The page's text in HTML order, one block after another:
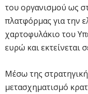
του οργανισμού ως
πλατφόρμας για την
χαρτοφυλάκιο του
ευρώ και εκτείνεται
Μέσω της
μετασχηματισμό